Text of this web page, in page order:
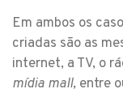
Em ambos os
criadas são as
internet, a TV, o
mídia mall, entre